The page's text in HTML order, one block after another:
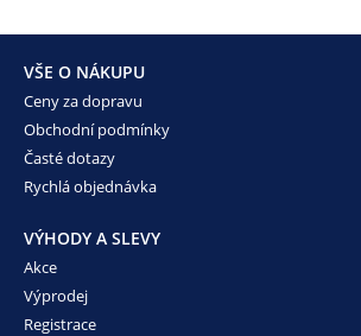
VŠE O NÁKUPU
Ceny za dopravu
Obchodní podmínky
Časté dotazy
Rychlá objednávka
VÝHODY A SLEVY
Akce
Výprodej
Registrace